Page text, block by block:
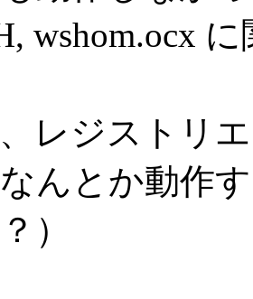
wshom.ocx
レジストリ
んとか動作
）